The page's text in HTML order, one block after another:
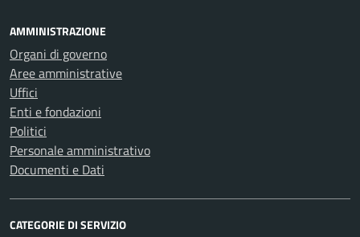
AMMINISTRAZIONE
Organi di governo
Aree amministrative
Uffici
Enti e fondazioni
Politici
Personale amministrativo
Documenti e Dati
CATEGORIE DI SERVIZIO